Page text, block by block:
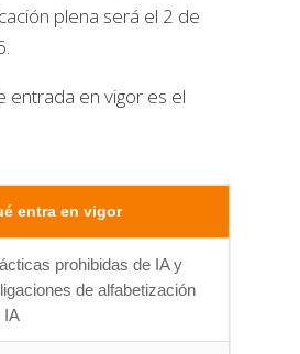
plena será el 2 de
entrada en vigor es el
entra en vigor
prohibidas de IA y
de alfabetización
IA